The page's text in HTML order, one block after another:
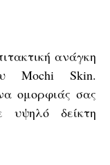
ανάγκη
Mochi Skin.
ομορφιάς σας
δείκτη